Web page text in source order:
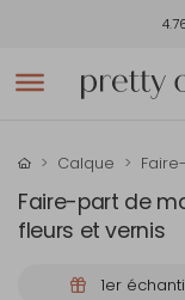
Calque
Faire-part de
fleurs et vernis
1er